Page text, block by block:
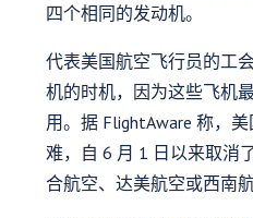
四个相同的发动机。
代表美国航空飞行员的工
机的时机，因为这些飞机
用。据 FlightAware 称，
难，自 6 月 1 日以来取消
合航空、达美航空或西南